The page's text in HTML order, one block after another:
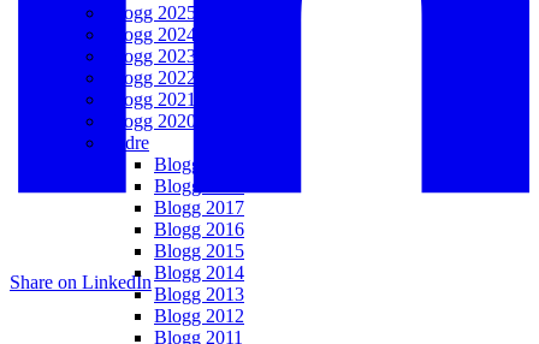
Share on LinkedIn
Blogg 2025
Blogg 2024
Blogg 2023
Blogg 2022
Blogg 2021
Blogg 2020
Äldre
Blogg 2019
Blogg 2018
Blogg 2017
Blogg 2016
Blogg 2015
Blogg 2014
Blogg 2013
Blogg 2012
Blogg 2011